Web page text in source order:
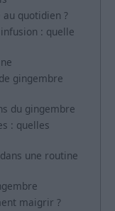
quotidien ?
: quelle
gingembre
du gingembre
: quelles
une routine
maigrir ?